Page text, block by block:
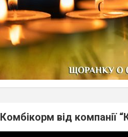
Комбікорм від компанії